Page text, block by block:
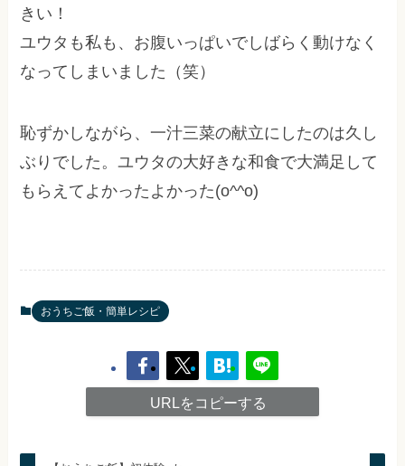
きい！
ユウタも私も、お腹いっぱいでしばらく動けなく
なってしまいました（笑）
恥ずかしながら、一汁三菜の献立にしたのは久し
ぶりでした。ユウタの大好きな和食で大満足して
もらえてよかったよかった(o^^o)
おうちご飯・簡単レシピ
URLをコピーする